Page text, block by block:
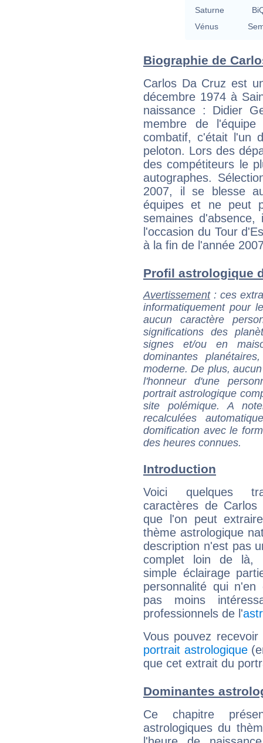
Saturne
Vénus
Biographie de
Carlos Da Cruz est
décembre 1974 à
naissance : Didier
membre de
combatif, c'était l'un
peloton. Lors des
des compétiteurs le
autographes.
2007, il se blesse
équipes et ne peut
semaines
l'occasion du Tour
à la fin de l'année
Profil astrologique
Avertissement: ces
informatiquement pour
aucun caractère
significations des
signes et/ou en
dominantes
moderne. De plus,
l'honneur d'une
portrait astrologique
site polémique. A
recalculées
domification avec le
des heures connues.
Introduction
Voici quelques
caractères de Carlos
que l'on peut
thème astrologique
description n'est pas
complet loin de là,
simple éclairage
personnalité qui n'en
pas moins
professionnels de l'
Vous pouvez
portrait astrologique
que cet extrait du
Dominantes
Ce chapitre
astrologiques du